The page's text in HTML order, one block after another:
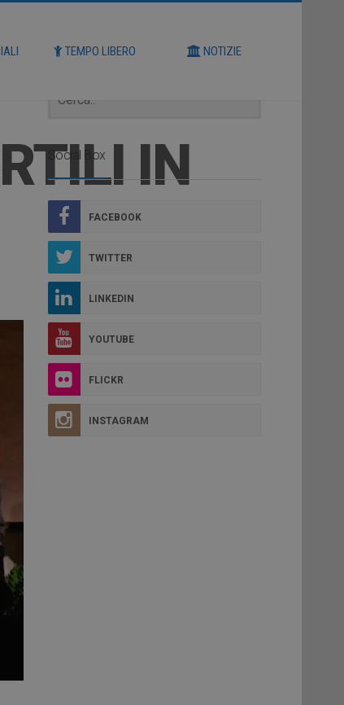
TEMPO LIBERO NOTIZIE
IN
Social Box
FACEBOOK
TWITTER
LINKEDIN
YOUTUBE
FLICKR
INSTAGRAM